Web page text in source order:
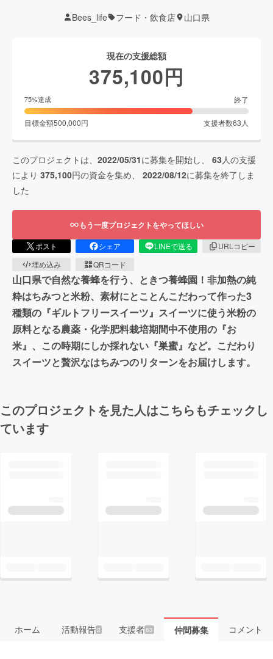
Bees_life フード・飲食店 山口県
現在の支援総額
375,100円
75%達成 終了
目標金額500,000円 支援者数63 人
このプロジェクトは、 2022/05/31に募集を開始し、 63 人の支援
により 375,100円の資金を集め、 2022/08/12に募集を終了しま
した
もう一度プロジェクトをやってほしい
ポスト シェア LINEで送る
URLコピー
埋め込み
QRコード
山口県で自然な養蜂を行う、ときつ養蜂園！非加熱の純
粋はちみつと米粉、素材にとことんこだわって作った3
種類の『ギルトフリースイーツ』スイーツに使う米粉の
原料となる農薬・化学肥料栽培期間中不使用の『お
米』、この時期にしか採れない『巣蜜』など。こだわり
スイーツと贅沢なはちみつのリターンをお届けします。
このプロジェクトを見た人はこちらもチェックし
ています
ホーム 活動報告2 支援者63 仲間募集 コメント